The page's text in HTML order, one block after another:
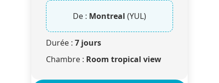
De : Montreal (YUL)
Durée : 7 jours
Chambre : Room tropical view